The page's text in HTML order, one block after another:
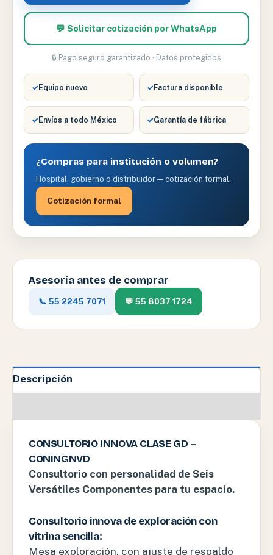
💬 Solicitar cotización por WhatsApp
🔒 Pago seguro garantizado · Datos protegidos
✓Equipo nuevo ✓Factura disponible
✓Envíos a todo México ✓Garantía de fábrica
¿Compras para institución o volumen?
Hospital, gobierno o distribuidor — cotización formal.
Cotización formal
Asesoría antes de comprar
📞 55 2245 7071 💬 55 8037 1724
Descripción
CONSULTORIO INNOVA CLASE GD –
CONINGNVD
Consultorio con personalidad de Seis
Versátiles Componentes para tu espacio.
Consultorio innova de exploración con
vitrina sencilla:
Mesa exploración, con ajuste de respaldo